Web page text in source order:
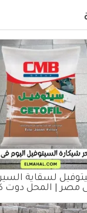
لسقاية
مصر | المحل دوت